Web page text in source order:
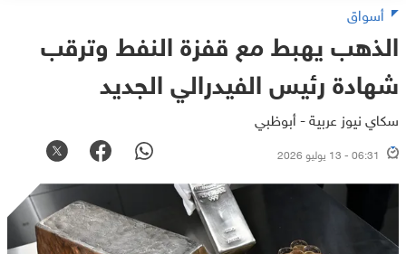
أسواق
الذهب يهبط مع قفزة النفط وترقب
شهادة رئيس الفيدرالي الجديد
سكاي نيوز عربية - أبوظبي
06:31 - 13 يوليو 2026